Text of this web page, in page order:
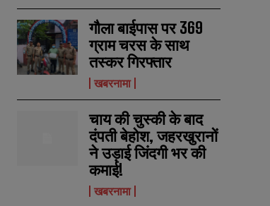
गौला बाईपास पर 369
ग्राम चरस के साथ
तस्कर गिरफ्तार
खबरनामा
चाय की चुस्की के बाद
दंपती बेहोश, जहरखुरानों
ने उड़ाई जिंदगी भर की
कमाई!
खबरनामा